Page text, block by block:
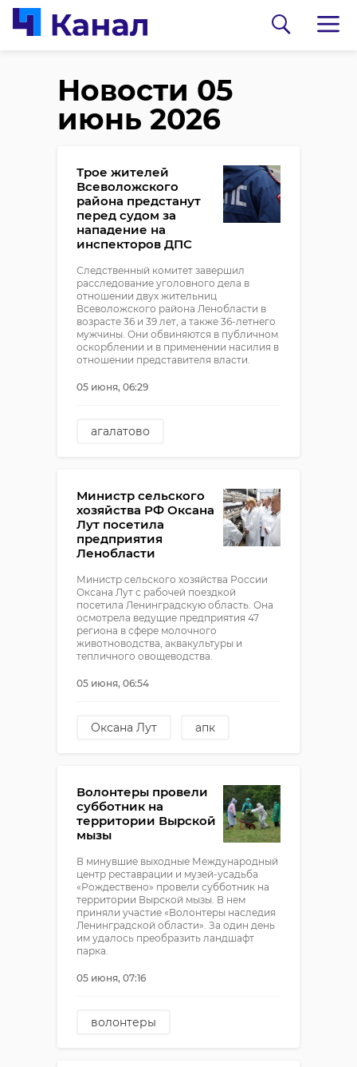
Новости 05
июнь 2026
Трое жителей
Всеволожского
района предстанут
перед судом за
нападение на
инспекторов ДПС
Следственный комитет завершил
расследование уголовного дела в
отношении двух жительниц
Всеволожского района Ленобласти в
возрасте 36 и 39 лет, а также 36-летнего
мужчины. Они обвиняются в публичном
оскорблении и в применении насилия в
отношении представителя власти.
05 июня, 06:29
агалатово
суд
Министр сельского
хозяйства РФ Оксана
Лут посетила
предприятия
Ленобласти
Министр сельского хозяйства России
Оксана Лут с рабочей поездкой
посетила Ленинградскую область. Она
осмотрела ведущие предприятия 47
региона в сфере молочного
животноводства, аквакультуры и
тепличного овощеводства.
05 июня, 06:54
Оксана Лут апк
Волонтеры провели
субботник на
территории Вырской
мызы
В минувшие выходные Международный
центр реставрации и музей-усадьба
«Рождествено» провели субботник на
территории Вырской мызы. В нем
приняли участие «Волонтеры наследия
Ленинградской области». За один день
им удалось преобразить ландшафт
парка.
05 июня, 07:16
волонтеры